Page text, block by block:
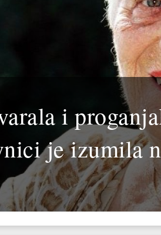
i
je izumila